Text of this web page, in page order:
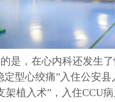
是，在心内科还发生
定型心绞痛”入住公安
架植入术”，入住CCU